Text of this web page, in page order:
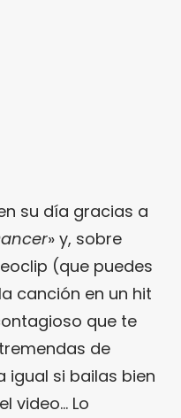
su día gracias a
» y, sobre
(que puedes
canción en un hit
que te
de
igual si bailas bien
video… Lo